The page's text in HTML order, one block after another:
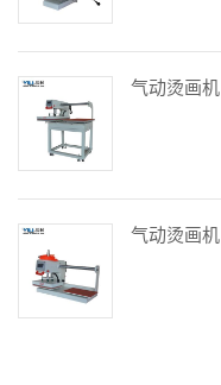
气动烫画机
气动烫画机